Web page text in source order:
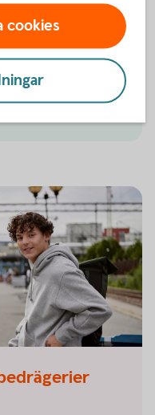
studerar på
utan
på konto
cookies